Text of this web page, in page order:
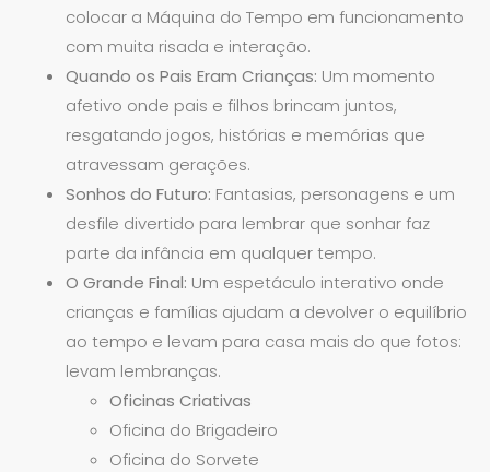
colocar a Máquina do Tempo em funcionamento
com muita risada e interação.
Quando os Pais Eram Crianças: Um momento
afetivo onde pais e filhos brincam juntos,
resgatando jogos, histórias e memórias que
atravessam gerações.
Sonhos do Futuro: Fantasias, personagens e um
desfile divertido para lembrar que sonhar faz
parte da infância em qualquer tempo.
O Grande Final: Um espetáculo interativo onde
crianças e famílias ajudam a devolver o equilíbrio
ao tempo e levam para casa mais do que fotos:
levam lembranças.
Oficinas Criativas
Oficina do Brigadeiro
Oficina do Sorvete